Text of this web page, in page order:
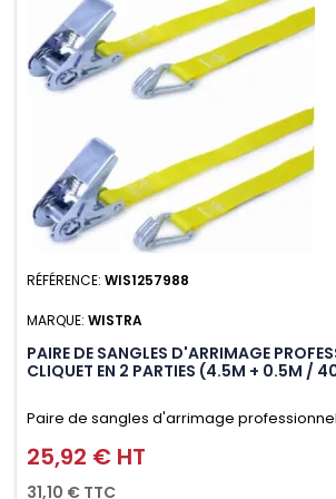
RÉFÉRENCE: WIS1257988
MARQUE: WISTRA
PAIRE DE SANGLES D'ARRIMAGE
CLIQUET EN 2 PARTIES (4.5M + 0.5M /
Paire de sangles d'arrimage
crochet en 2 parties (4.5M + 0.5M /
d'utilisation. Permet d'arrimer et de
Prix
25,92 € HT
31,10 € TTC